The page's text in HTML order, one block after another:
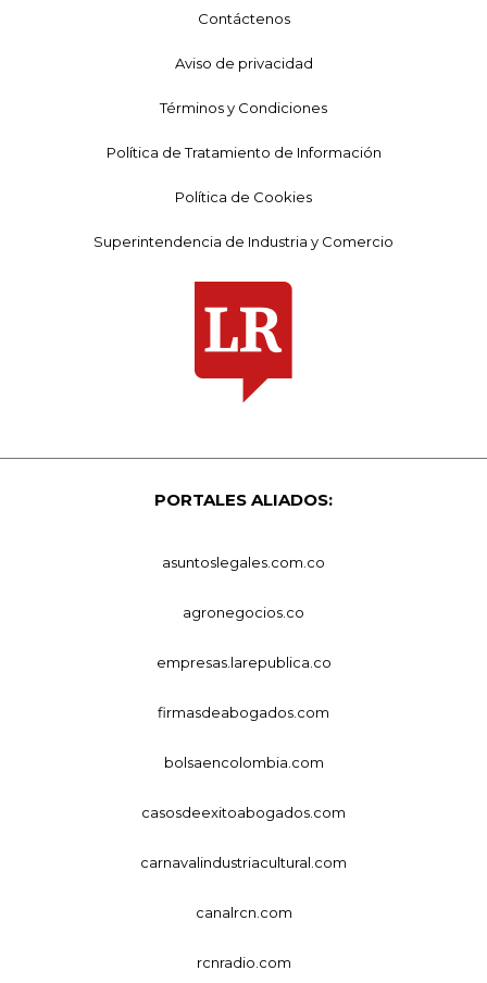
Contáctenos
Aviso de privacidad
Términos y Condiciones
Política de Tratamiento de Información
Política de Cookies
Superintendencia de Industria y Comercio
PORTALES ALIADOS:
asuntoslegales.com.co
agronegocios.co
empresas.larepublica.co
firmasdeabogados.com
bolsaencolombia.com
casosdeexitoabogados.com
carnavalindustriacultural.com
canalrcn.com
rcnradio.com